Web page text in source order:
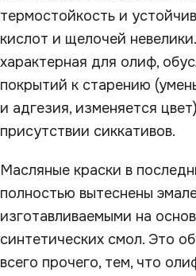
термостойкость и
кислот и щелочей
характерная для олиф,
покрытий к старению
и адгезия, изменяется
присутствии сиккативов.
Масляные краски в
полностью вытеснены
изготавливаемыми на
синтетических смол. Это
всего прочего, тем, что